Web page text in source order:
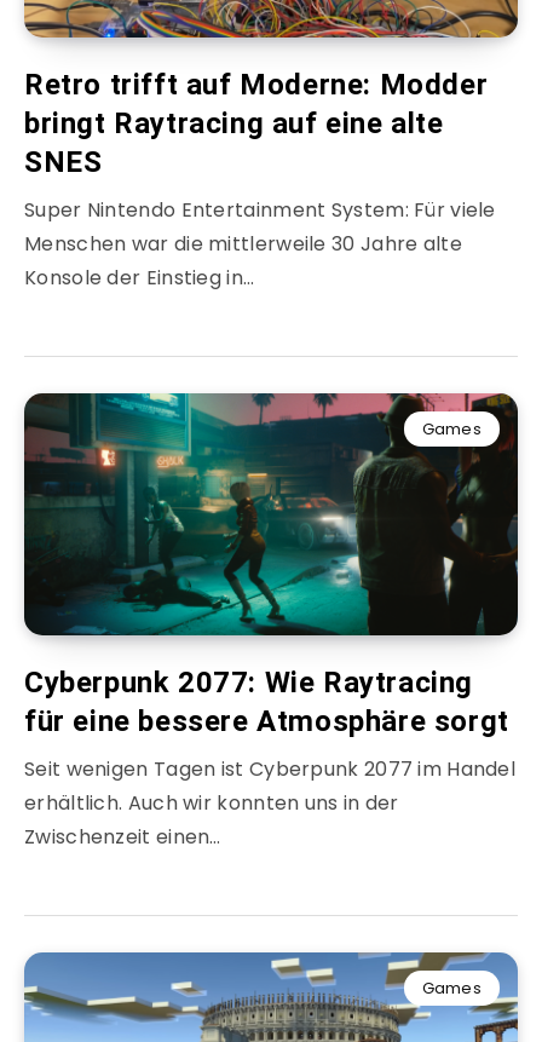
Retro trifft auf Moderne: Modder
bringt Raytracing auf eine alte
SNES
Super Nintendo Entertainment System: Für viele
Menschen war die mittlerweile 30 Jahre alte
Konsole der Einstieg in…
Games
Cyberpunk 2077: Wie Raytracing
für eine bessere Atmosphäre sorgt
Seit wenigen Tagen ist Cyberpunk 2077 im Handel
erhältlich. Auch wir konnten uns in der
Zwischenzeit einen…
Games